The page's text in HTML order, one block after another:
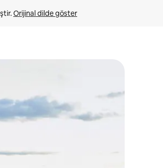
Orijinal dilde göster